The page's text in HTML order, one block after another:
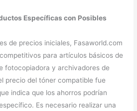
Específicas con Posibles
de precios iniciales, Fasaworld.com
para artículos básicos de
fotocopiadora y archivadores de
precio del tóner compatible fue
indica que los ahorros podrían
Es necesario realizar una